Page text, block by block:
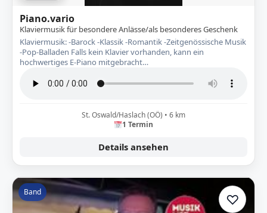
Piano.vario
Klaviermusik für besondere Anlässe/als besonderes Geschenk
Klaviermusik: -Barock -Klassik -Romantik -Zeitgenössische Musik
-Pop-Balladen Falls kein Klavier vorhanden, kann ein
hochwertiges E-Piano mitgebracht…
St. Oswald/Haslach (OÖ) • 6 km
1 Termin
Details ansehen
Band ♡Zur